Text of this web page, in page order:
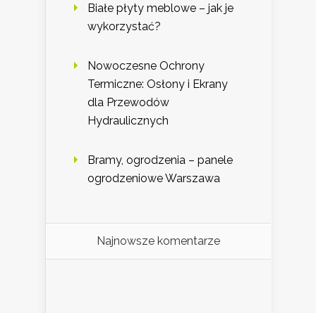
Białe płyty meblowe – jak je
wykorzystać?
Nowoczesne Ochrony
Termiczne: Osłony i Ekrany
dla Przewodów
Hydraulicznych
Bramy, ogrodzenia – panele
ogrodzeniowe Warszawa
Najnowsze komentarze